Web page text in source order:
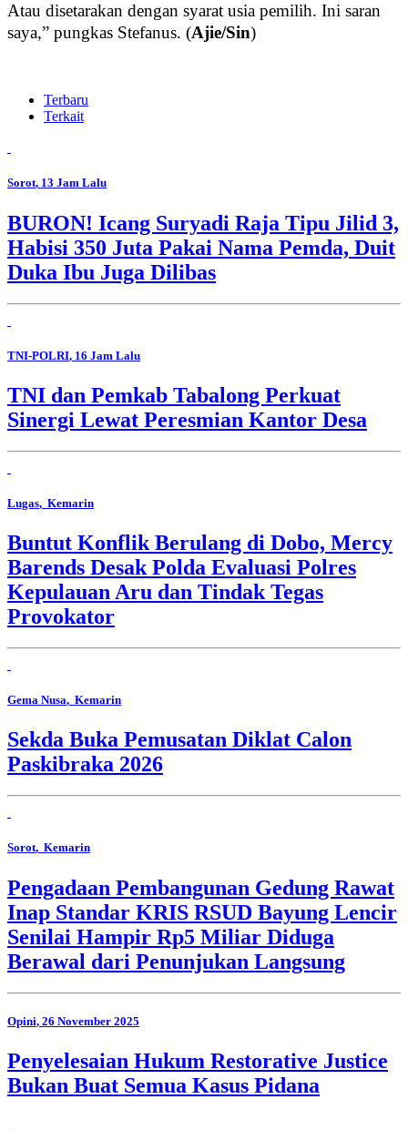
Atau disetarakan dengan syarat usia pemilih. Ini saran
saya,” pungkas Stefanus. (Ajie/Sin)
Terbaru
Terkait
Sorot, 13 Jam Lalu
BURON! Icang Suryadi Raja Tipu Jilid 3,
Habisi 350 Juta Pakai Nama Pemda, Duit
Duka Ibu Juga Dilibas
TNI-POLRI, 16 Jam Lalu
TNI dan Pemkab Tabalong Perkuat
Sinergi Lewat Peresmian Kantor Desa
Lugas, Kemarin
Buntut Konflik Berulang di Dobo, Mercy
Barends Desak Polda Evaluasi Polres
Kepulauan Aru dan Tindak Tegas
Provokator
Gema Nusa, Kemarin
Sekda Buka Pemusatan Diklat Calon
Paskibraka 2026
Sorot, Kemarin
Pengadaan Pembangunan Gedung Rawat
Inap Standar KRIS RSUD Bayung Lencir
Senilai Hampir Rp5 Miliar Diduga
Berawal dari Penunjukan Langsung
Opini, 26 November 2025
Penyelesaian Hukum Restorative Justice
Bukan Buat Semua Kasus Pidana